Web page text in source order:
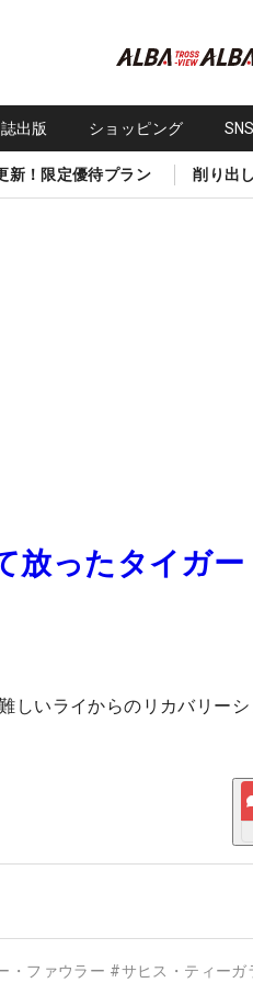
出版 ショッピング
新！限定優待プラン 削り出
ったタイガー
しいライからのリカバリーシ
・ファウラー #サヒス・ティーガ